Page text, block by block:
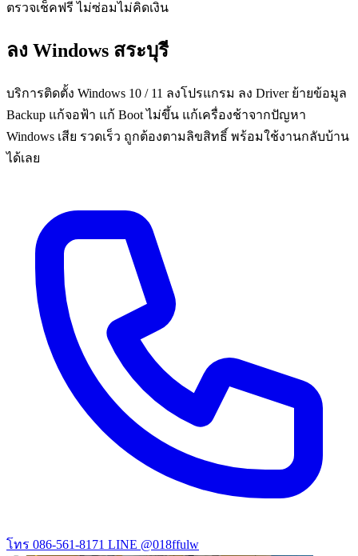
ตรวจเช็คฟรี ไม่ซ่อมไม่คิดเงิน
ลง Windows สระบุรี
บริการติดตั้ง Windows 10 / 11 ลงโปรแกรม ลง Driver ย้ายข้อมูล
Backup แก้จอฟ้า แก้ Boot ไม่ขึ้น แก้เครื่องช้าจากปัญหา
Windows เสีย รวดเร็ว ถูกต้องตามลิขสิทธิ์ พร้อมใช้งานกลับบ้าน
ได้เลย
โทร 086-561-8171 LINE @018ffulw